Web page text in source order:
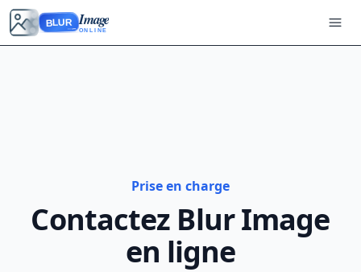
BLUR Image
ONLINE
Prise en charge
Contactez Blur Image
en ligne